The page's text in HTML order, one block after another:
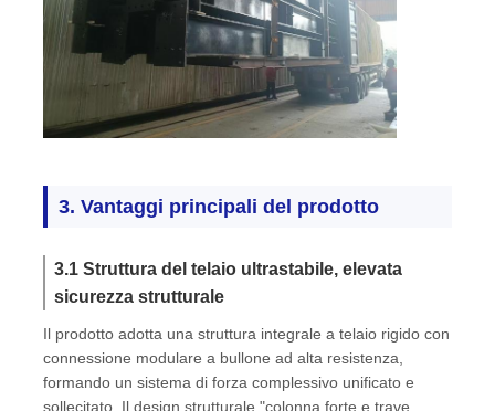
3. Vantaggi principali del prodotto
3.1 Struttura del telaio ultrastabile, elevata
sicurezza strutturale
Il prodotto adotta una struttura integrale a telaio rigido con
connessione modulare a bullone ad alta resistenza,
formando un sistema di forza complessivo unificato e
sollecitato. Il design strutturale "colonna forte e trave